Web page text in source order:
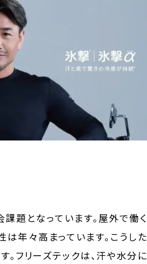
題となっています。屋外で働く
年々高まっています。こうした
。フリーズテックは、汗や水分に